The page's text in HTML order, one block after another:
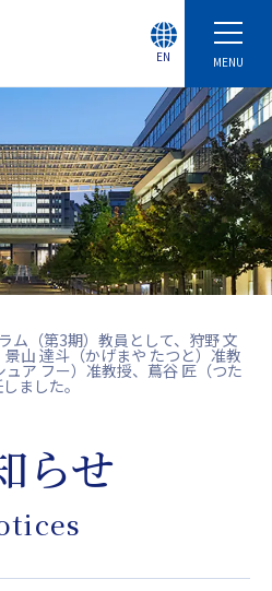
MENU
EN
ム（第3期）教員として、狩野 文
山 達斗（かげまや たつと）准教
ア フー）准教授、蔦谷 匠（つた
ました。
らせ